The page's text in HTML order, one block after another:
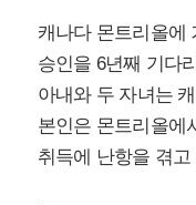
캐나다 몬트리올에
승인을 6년째 기다
아내와 두 자녀는
본인은 몬트리올에
취득에 난항을 겪고